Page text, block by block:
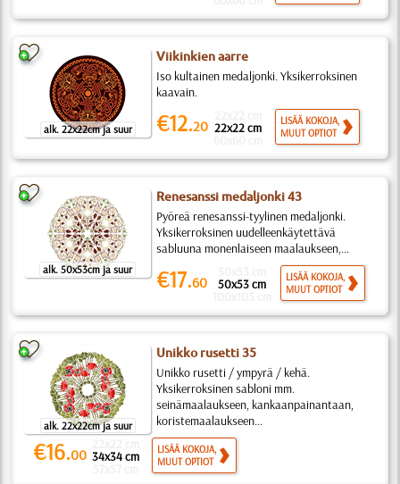
alk. 22x22cm ja suur
Viikinkien aarre
Iso kultainen medaljonki. Yksikerroksinen
kaavain.
€12.20 22x22 cm
LISÄÄ KOKOJA,
MUUT OPTIOT
alk. 50x53cm ja suur
Renesanssi medaljonki 43
Pyöreä renesanssi-tyylinen medaljonki.
Yksikerroksinen uudelleenkäytettävä
sabluuna monenlaiseen maalaukseen,...
€17.60 50x53 cm
LISÄÄ KOKOJA,
MUUT OPTIOT
alk. 22x22cm ja suur
Unikko rusetti 35
Unikko rusetti / ympyrä / kehä.
Yksikerroksinen sabloni mm.
seinämaalaukseen, kankaanpainantaan,
koristemaalaukseen...
€16.00 34x34 cm
LISÄÄ KOKOJA,
MUUT OPTIOT